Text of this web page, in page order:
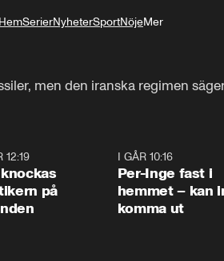
HemSerierNyheterSportNöjeMer
men den iranska regimen
12:19
på
I GÅR 10:16
Per-Inge fast i
hemmet – kan
komma ut